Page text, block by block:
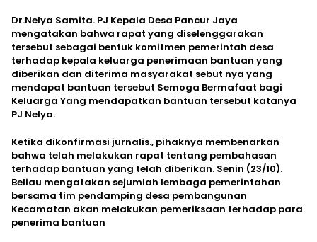
Dr.Nelya Samita. PJ Kepala Desa Pancur Jaya
mengatakan bahwa rapat yang diselenggarakan
tersebut sebagai bentuk komitmen pemerintah desa
terhadap kepala keluarga penerimaan bantuan yang
diberikan dan diterima masyarakat sebut nya yang
mendapat bantuan tersebut Semoga Bermafaat bagi
Keluarga Yang mendapatkan bantuan tersebut katanya
PJ Nelya.
Ketika dikonfirmasi jurnalis., pihaknya membenarkan
bahwa telah melakukan rapat tentang pembahasan
terhadap bantuan yang telah diberikan. Senin (23/10).
Beliau mengatakan sejumlah lembaga pemerintahan
bersama tim pendamping desa pembangunan
Kecamatan akan melakukan pemeriksaan terhadap para
penerima bantuan